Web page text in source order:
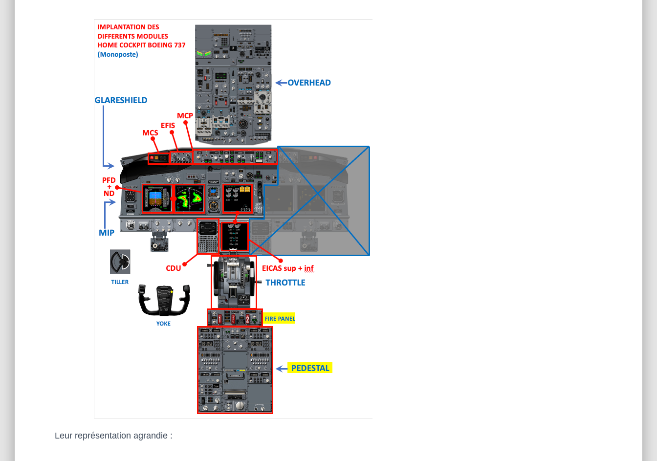
Leur représentation agrandie :